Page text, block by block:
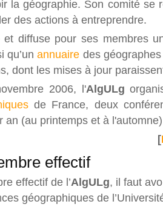
la géographie. Son comité se
des actions à entreprendre.
et diffuse pour ses membres
qu’unannuaire des
dont les mises à jour
2006, l'AlgULg
de France, deux
an (au printemps et à
[
effectif
effectif de l’AlgULg, il faut
géographiques de